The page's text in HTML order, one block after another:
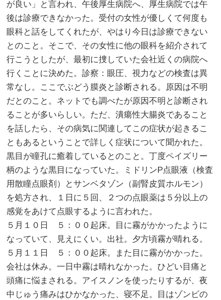
が良い」と言われ、午後厚生病院へ、厚生病院では午
後は診療できなかった。受付の女性が優しくて何度も
眼科と話をしてくれたが、やはり今日は診療できない
とのこと。そこで、その女性に他の眼科を紹介されて
行こうとしたが、最初に捜していた会社近くの病院へ
行くことに決めた。診察：眼圧、視力などの検査は異
常なし。ここでぶどう膜炎と診断される。原因は不明
だとのこと。ネットでも調べたが原因不明と診断され
ることが多いらしい。ただ、潰瘍性大腸炎であること
を話したら、その病気に関連してこの症状が起きるこ
ともあるということで詳しく症状について聞かれた。
黒目が瞳孔に癒着しているとのこと。丁度ペイズリー
柄のような黒目になっていた。ミドリンP点眼液（検査
用散瞳点眼剤）とサンベタゾン（副腎皮質ホルモン）
を処方され、１日に５回、２つの点眼薬は５分以上の
感覚をあけて点眼するように言われた。
５月１０日 ５：００起床。目に霧がかかったように
なっていて、見えにくい。出社。夕方頃霧が晴れる。
５月１１日 ５：００起床。また目に霧がかかった。
会社は休み。一日中霧は晴れなかった。ひどい目痛と
頭痛に悩まされる。アイスノンを使ったりするが、夜
中じゅう痛みはひかなかった、寝不足。目はゾンビの